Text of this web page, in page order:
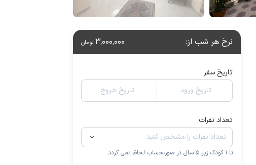
نرخ هر شب از: 3٬000٬000 تومان
تاریخ سفر
تاریخ ورود
تاریخ خروج
تعداد نفرات
تا 1 کودک زیر 5 سال در صورتحساب لحاظ نمی گردد.